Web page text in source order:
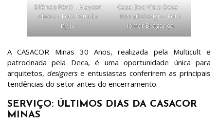
Silêncio Fértil – Maycon
Altera – Foto Estudio
ny18
Casa Boa Vista Deca –
Maraú Design – Foto
Jomar Bragança
A CASACOR Minas 30 Anos, realizada pela Multicult e
patrocinada pela Deca, é uma oportunidade única para
arquitetos, designers e entusiastas conferirem as principais
tendências do setor antes do encerramento.
SERVIÇO: ÚLTIMOS DIAS DA CASACOR
MINAS